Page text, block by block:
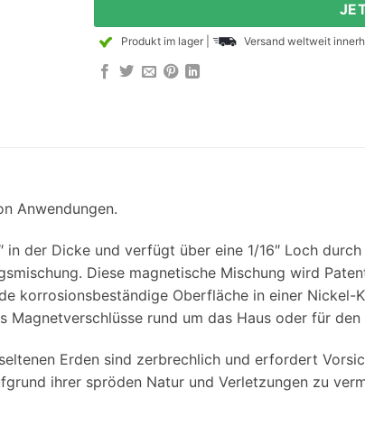
Produkt im lager| Versand weltweit
Anwendungen.
in der Dicke und verfügt über eine 1/16″ Loch
Diese magnetische Mischung wird
korrosionsbeständige Oberfläche in einer Nickel-
rund um das Haus oder für
Erden sind zerbrechlich und erfordert
ihrer spröden Natur und Verletzungen zu